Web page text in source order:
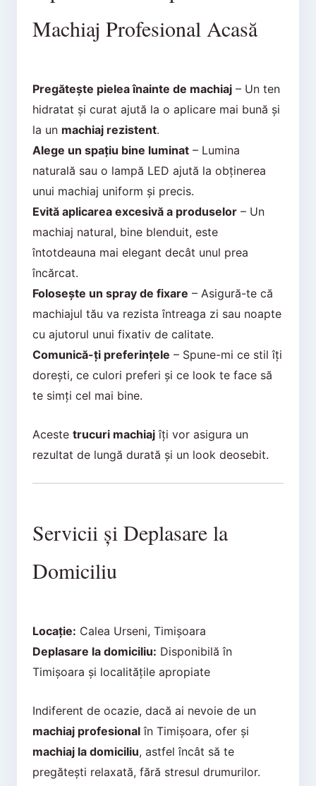
Machiaj Profesional Acasă
Pregătește pielea înainte de machiaj– Un ten
hidratat și curat ajută la o aplicare mai bună și
la un machiaj rezistent.
Alege un spațiu bine luminat– Lumina
naturală sau o lampă LED ajută la obținerea
unui machiaj uniform și precis.
Evită aplicarea excesivă a produselor– Un
machiaj natural, bine blenduit, este
întotdeauna mai elegant decât unul prea
încărcat.
Folosește un spray de fixare – Asigură-te că
machiajul tău va rezista întreaga zi sau noapte
cu ajutorul unui fixativ de calitate.
Comunică-ți preferințele – Spune-mi ce stil îți
dorești, ce culori preferi și ce look te face să
te simți cel mai bine.
Aceste trucuri machiajîți vor asigura un
rezultat de lungă durată și un look deosebit.
Servicii și Deplasare la
Domiciliu
Locație: Calea Urseni, Timișoara
Deplasare la domiciliu: Disponibilă în
Timișoara și localitățile apropiate
Indiferent de ocazie, dacă ai nevoie de un
machiaj profesionalîn Timișoara, ofer și
machiaj la domiciliu, astfel încât să te
pregătești relaxată, fără stresul drumurilor.